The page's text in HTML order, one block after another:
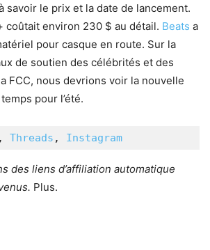
savoir le prix et la date de lancement.
coûtait environ 230 $ au détail. Beats a
pour casque en route. Sur la
de soutien des célébrités et des
FCC, nous devrions voir la nouvelle
pour l’été.
, Threads , Instagram
des liens d’affiliation automatique
Plus.